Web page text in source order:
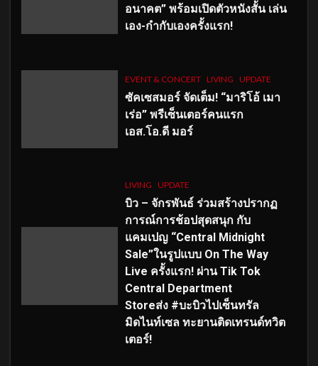
อนาคต” พร้อมเปิดตัวหนังสั้น เล่น
เอง-กำกับเองครั้งแรก!
EVENT & CONCERT LIVING UPDATE
ซัคเซสมอร์ จัดเต็ม! “มาริโอ้ เมา
เร่อ” พรีเซ็นเตอร์คนแรก
เอส.โอ.ดี มอร์
LIVING UPDATE
บิว – จักรพันธ์ ร่วมสร้างปรากฏ
การณ์การช้อปสุดสนุก กับ
แคมเปญ “Central Midnight
Sale”ในรูปแบบ On The Way
Live ครั้งแรก! ผ่าน Tik Tok
Central Department
Storeส่ง #บะบิวไปเซ็นทรัล
มิดไนท์เซล ทะยานติดเทรนด์ทวิต
เตอร์!